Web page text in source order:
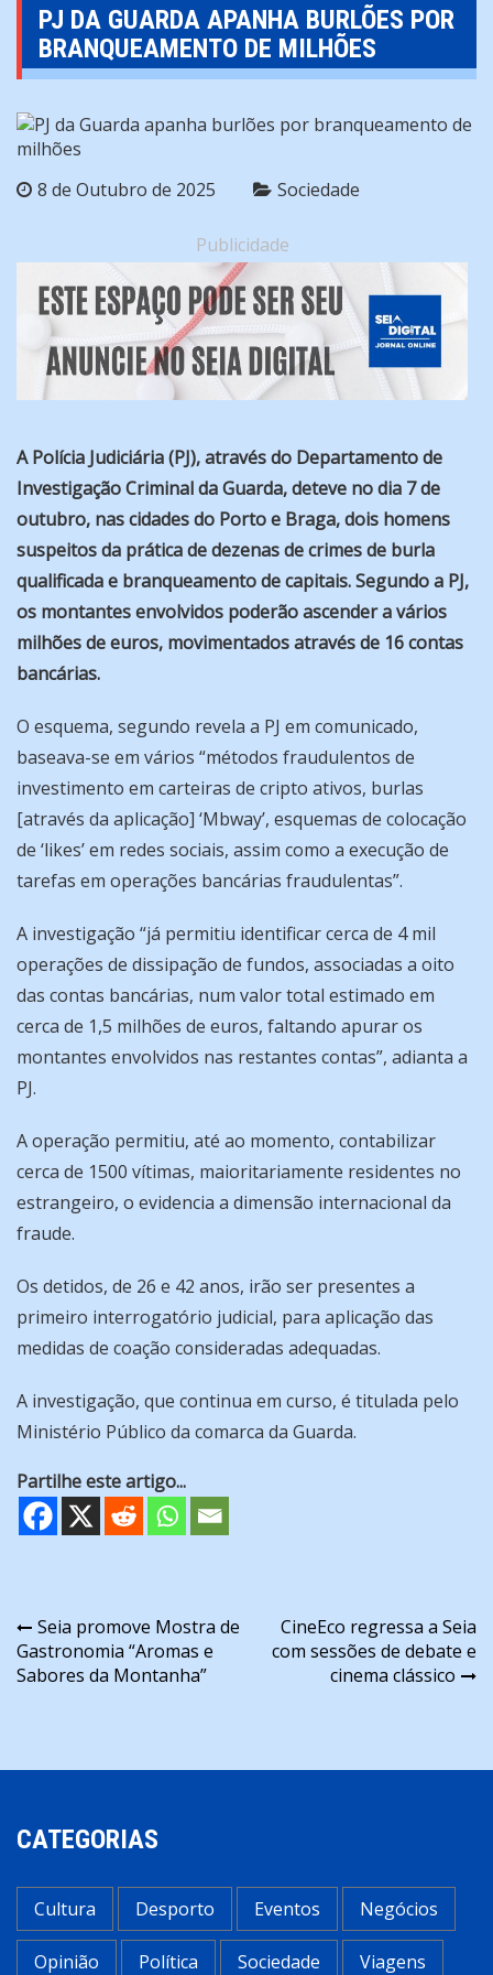
PJ DA GUARDA APANHA BURLÕES POR
BRANQUEAMENTO DE MILHÕES
8 de Outubro de 2025 Sociedade
Publicidade
A Polícia Judiciária (PJ), através do Departamento de
Investigação Criminal da Guarda, deteve no dia 7 de
outubro, nas cidades do Porto e Braga, dois homens
suspeitos da prática de dezenas de crimes de burla
qualificada e branqueamento de capitais. Segundo a PJ,
os montantes envolvidos poderão ascender a vários
milhões de euros, movimentados através de 16 contas
bancárias.
O esquema, segundo revela a PJ em comunicado,
baseava-se em vários “métodos fraudulentos de
investimento em carteiras de cripto ativos, burlas
[através da aplicação] ‘Mbway’, esquemas de colocação
de ‘likes’ em redes sociais, assim como a execução de
tarefas em operações bancárias fraudulentas”.
A investigação “já permitiu identificar cerca de 4 mil
operações de dissipação de fundos, associadas a oito
das contas bancárias, num valor total estimado em
cerca de 1,5 milhões de euros, faltando apurar os
montantes envolvidos nas restantes contas”, adianta a
PJ.
A operação permitiu, até ao momento, contabilizar
cerca de 1500 vítimas, maioritariamente residentes no
estrangeiro, o evidencia a dimensão internacional da
fraude.
Os detidos, de 26 e 42 anos, irão ser presentes a
primeiro interrogatório judicial, para aplicação das
medidas de coação consideradas adequadas.
A investigação, que continua em curso, é titulada pelo
Ministério Público da comarca da Guarda.
Partilhe este artigo...
Navegação
de
Seia promove Mostra de
Gastronomia “Aromas e
Sabores da Montanha”
CineEco regressa a Seia
com sessões de debate e
cinema clássico
CATEGORIAS
Cultura Desporto Eventos Negócios
Opinião Política Sociedade Viagens